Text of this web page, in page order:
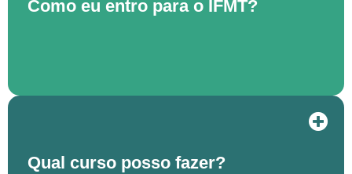
Como eu entro para o IFMT?
Qual curso posso fazer?